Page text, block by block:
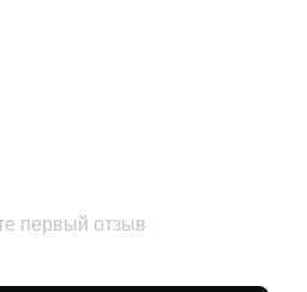
первый отзыв